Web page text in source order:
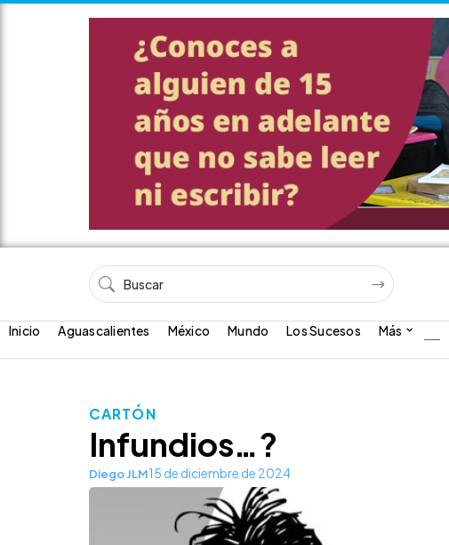
Inicio Aguascalientes México Mundo Los Sucesos Más
CARTÓN
Infundios…?
Diego JLM15 de diciembre de 2024